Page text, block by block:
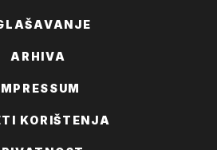
ARHIVA
KORIŠTENJA